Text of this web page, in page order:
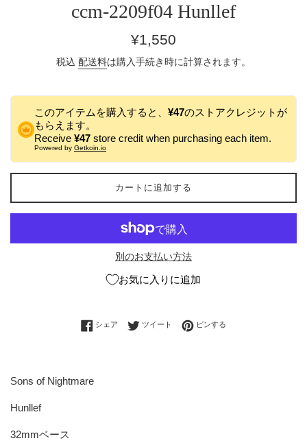
ccm-2209f04 Hunllef
通
価
¥1,550
税込 配送料は購入手続き時に計算されます。
このアイテムを購入すると、 ¥47のストアクレジットが
もらえます。
Receive ¥47 store credit when purchasing each item.
Powered by Getkoin.io
カートに追加する
別のお支払い方法
お気に入りに追加
シェア Facebookでシェアする
ツイート Twitterに投稿する
ピンする
Sons of Nightmare
Hunllef
32mmベース